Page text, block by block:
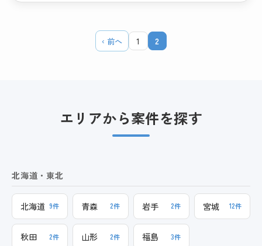
‹ 前へ 1 2
エリアから案件を探す
北海道・東北
北海道 9件 青森 2件 岩手 2件 宮城 12件
秋田 2件 山形 2件 福島 3件